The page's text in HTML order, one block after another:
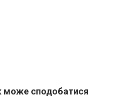
може сподобатися